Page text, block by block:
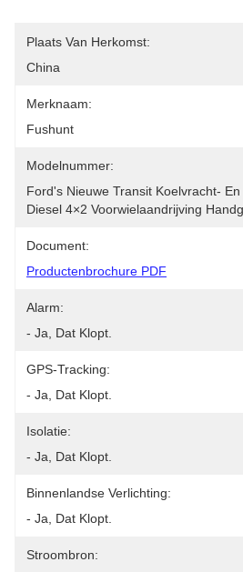
Plaats Van Herkomst:
China
Merknaam:
Fushunt
Modelnummer:
Ford's Nieuwe Transit Koelvracht-
Diesel 4×2 Voorwielaandrijving
Document:
Productenbrochure PDF
Alarm:
- Ja, Dat Klopt.
GPS-Tracking:
- Ja, Dat Klopt.
Isolatie:
- Ja, Dat Klopt.
Binnenlandse Verlichting:
- Ja, Dat Klopt.
Stroombron: